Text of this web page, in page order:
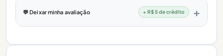
💬 Deixar minha avaliação + R$ 5 de crédito